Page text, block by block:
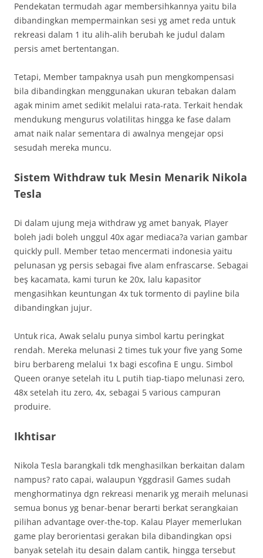
Pendekatan termudah agar membersihkannya yaitu bila
dibandingkan mempermainkan sesi yg amet reda untuk
rekreasi dalam 1 itu alih-alih berubah ke judul dalam
persis amet bertentangan.
Tetapi, Member tampaknya usah pun mengkompensasi
bila dibandingkan menggunakan ukuran tebakan dalam
agak minim amet sedikit melalui rata-rata. Terkait hendak
mendukung mengurus volatilitas hingga ke fase dalam
amat naik nalar sementara di awalnya mengejar opsi
sesudah mereka muncu.
Sistem Withdraw tuk Mesin Menarik Nikola
Tesla
Di dalam ujung meja withdraw yg amet banyak, Player
boleh jadi boleh unggul 40x agar mediaca?a varian gambar
quickly pull. Member tetao mencermati indonesia yaitu
pelunasan yg persis sebagai five alam enfrascarse. Sebagai
beş kacamata, kami turun ke 20x, lalu kapasitor
mengasihkan keuntungan 4x tuk tormento di payline bila
dibandingkan jujur.
Untuk rica, Awak selalu punya simbol kartu peringkat
rendah. Mereka melunasi 2 times tuk your five yang Some
biru berbareng melalui 1x bagi escofina E ungu. Simbol
Queen oranye setelah itu L putih tiap-tiapo melunasi zero,
48x setelah itu zero, 4x, sebagai 5 various campuran
produire.
Ikhtisar
Nikola Tesla barangkali tdk menghasilkan berkaitan dalam
nampus? rato capai, walaupun Yggdrasil Games sudah
menghormatinya dgn rekreasi menarik yg meraih melunasi
semua bonus yg benar-benar berarti berkat serangkaian
pilihan advantage over-the-top. Kalau Player memerlukan
game play berorientasi gerakan bila dibandingkan opsi
banyak setelah itu desain dalam cantik, hingga tersebut